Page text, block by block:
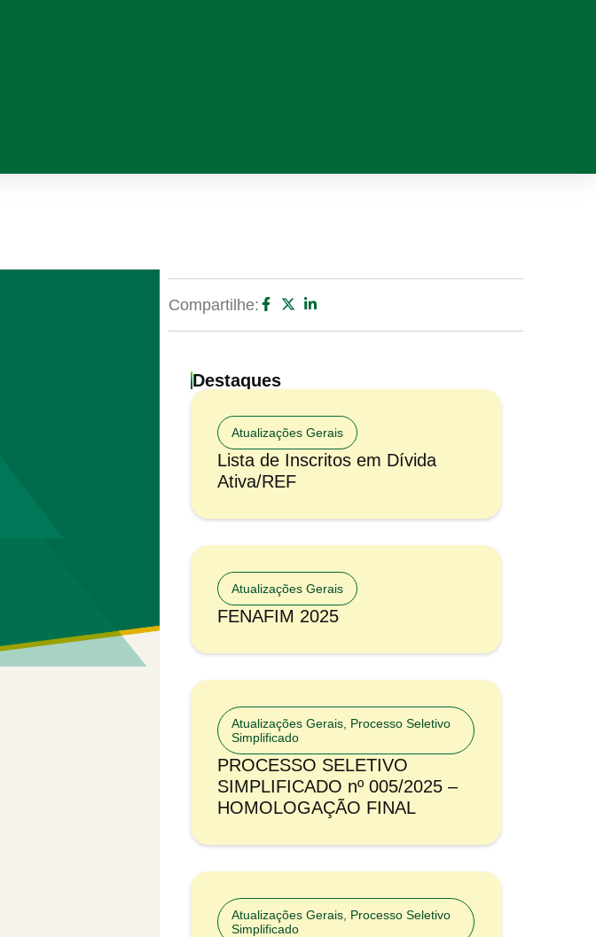
Compartilhe:
Destaques
Atualizações Gerais
Lista de Inscritos em Dívida
Ativa/REF
Atualizações Gerais
FENAFIM 2025
Atualizações Gerais Processo Seletivo
Simplificado
PROCESSO SELETIVO
SIMPLIFICADO nº 005/2025 –
HOMOLOGAÇÃO FINAL
Atualizações Gerais Processo Seletivo
Simplificado